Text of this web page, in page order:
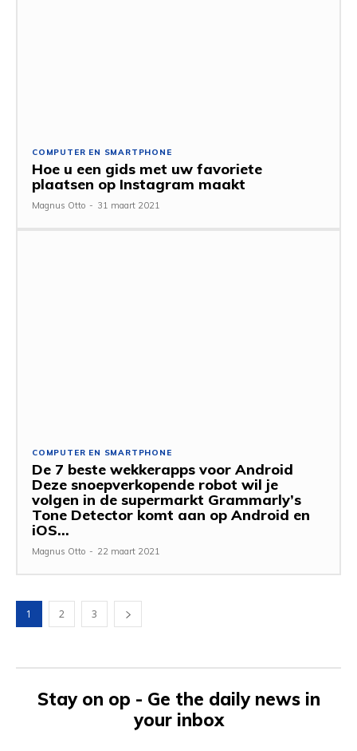
COMPUTER EN SMARTPHONE
Hoe u een gids met uw favoriete
plaatsen op Instagram maakt
Magnus Otto - 31 maart 2021
COMPUTER EN SMARTPHONE
De 7 beste wekkerapps voor Android
Deze snoepverkopende robot wil je
volgen in de supermarkt Grammarly’s
Tone Detector komt aan op Android en
iOS...
Magnus Otto - 22 maart 2021
1 2 3
Stay on op - Ge the daily news in
your inbox